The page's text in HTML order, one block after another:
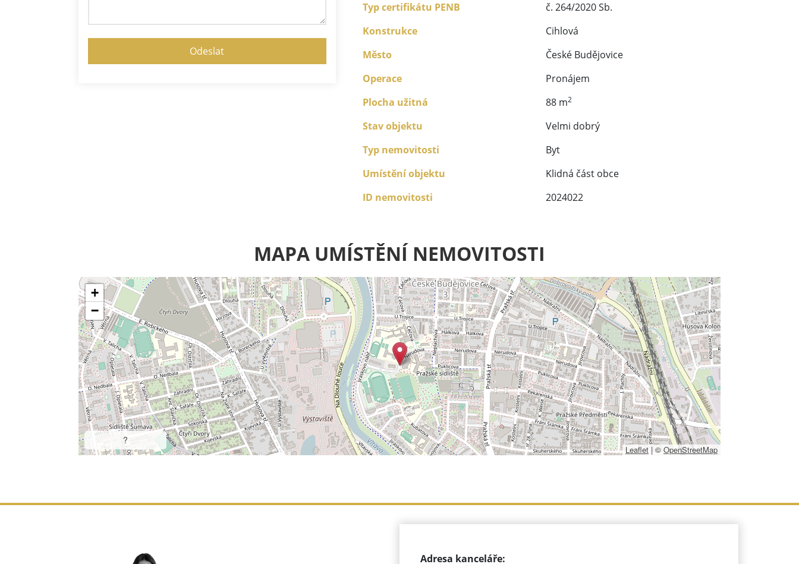
Typ certifikátu PENB
č. 264/2020 Sb.
Konstrukce
Cihlová
Město
České Budějovice
Operace
Pronájem
Plocha užitná
88 m2
Stav objektu
Velmi dobrý
Typ nemovitosti
Byt
Umístění objektu
Klidná část obce
ID nemovitosti
2024022
MAPA UMÍSTĚNÍ NEMOVITOSTI
+
−
?
Leaflet | © OpenStreetMap
Adresa kanceláře: